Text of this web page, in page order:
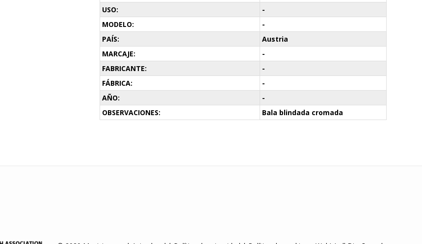
USO:
-
MODELO:
-
PAÍS:
Austria
MARCAJE:
-
FABRICANTE:
-
FÁBRICA:
-
AÑO:
-
OBSERVACIONES:
Bala blindada cromada